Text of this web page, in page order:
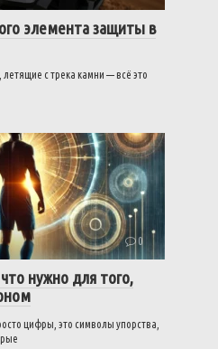
элемента защиты в
с трека камни — всё это
0
нужно для того,
цифры, это символы упорства,